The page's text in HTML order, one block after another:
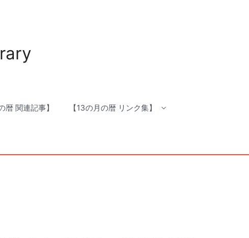
暦 関連記事】 【13の月の暦 リンク集】